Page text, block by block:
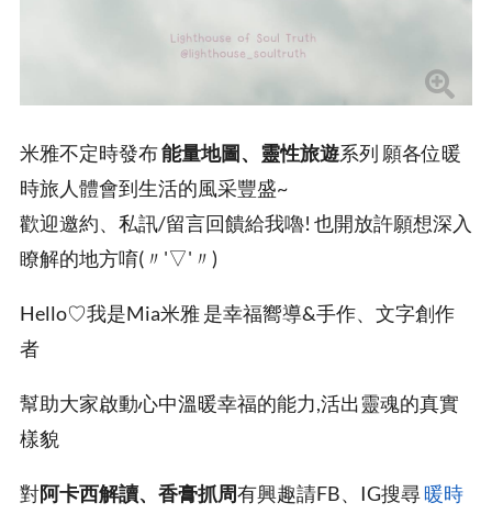
米雅不定時發布能量地圖、靈性旅遊系列 願各位暖
時旅人體會到生活的風采豐盛~
歡迎邀約、私訊/留言回饋給我嚕! 也開放許願想深入
瞭解的地方唷(〃'▽'〃)
Hello♡我是Mia米雅 是幸福嚮導&手作、文字創作
者
幫助大家啟動心中溫暖幸福的能力,活出靈魂的真實
樣貌
對阿卡西解讀、香膏抓周有興趣請FB、IG搜尋暖時